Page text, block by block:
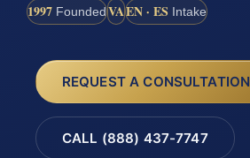
1997 FoundedVAEN · ES Intake
REQUEST A CONSULTATION
CALL (888) 437-7747